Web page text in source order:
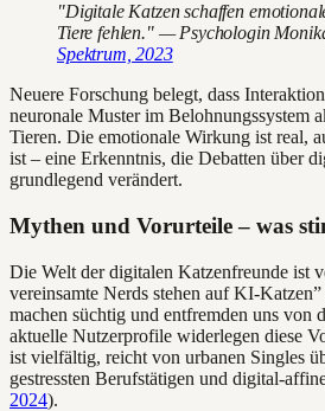
"Digitale Katzen schaffen
Tiere fehlen." — Psychologin
Spektrum, 2023
Neuere Forschung belegt, dass
neuronale Muster im Belohnungssystem
Tieren. Die emotionale Wirkung ist real,
ist – eine Erkenntnis, die Debatten über
grundlegend verändert.
Mythen und Vorurteile – was
Die Welt der digitalen Katzenfreunde ist
vereinsamte Nerds stehen auf KI-
machen süchtig und entfremden uns von
aktuelle Nutzerprofile widerlegen diese
ist vielfältig, reicht von urbanen Singles
gestressten Berufstätigen und digital-
2024).